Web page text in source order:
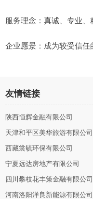
服务理念：真诚、专业、
企业愿景：成为较受信任
友情链接
陕西恒辉金融有限公司
天津和平区美华旅游有限公司
西藏裳毓环保有限公司
宁夏远达房地产有限公司
四川攀枝花丰策金融有限公司
河南洛阳洋良新能源有限公司